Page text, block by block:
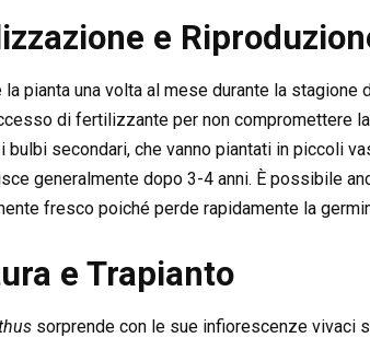
e
la pianta una volta al mese durante la
di fertilizzante per non compromettere la
bulbi secondari, che vanno piantati in piccoli
generalmente dopo 3-4 anni. È possibile
fresco poiché perde rapidamente la
e Trapianto
sorprende con le sue infiorescenze vivaci